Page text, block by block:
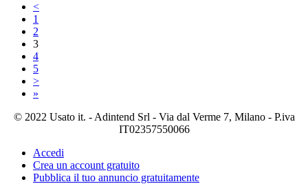
<
1
2
3
4
5
>
»
© 2022 Usato it. - Adintend Srl - Via dal Verme 7, Milano - P.iva
IT02357550066
Accedi
Crea un account gratuito
Pubblica il tuo annuncio gratuitamente